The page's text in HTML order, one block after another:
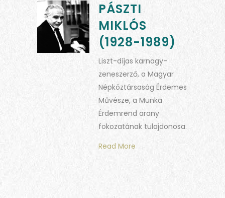
PÁSZTI
MIKLÓS
(1928-1989)
Liszt-díjas karnagy-
zeneszerző, a Magyar
Népköztársaság Érdemes
Művésze, a Munka
Érdemrend arany
fokozatának tulajdonosa.
Read More